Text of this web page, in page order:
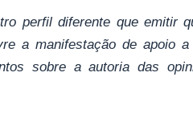
perfil diferente que emitir
a manifestação de apoio
sobre a autoria das